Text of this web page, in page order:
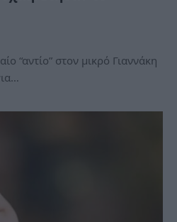
“αντίο” στον μικρό Γιαννάκη